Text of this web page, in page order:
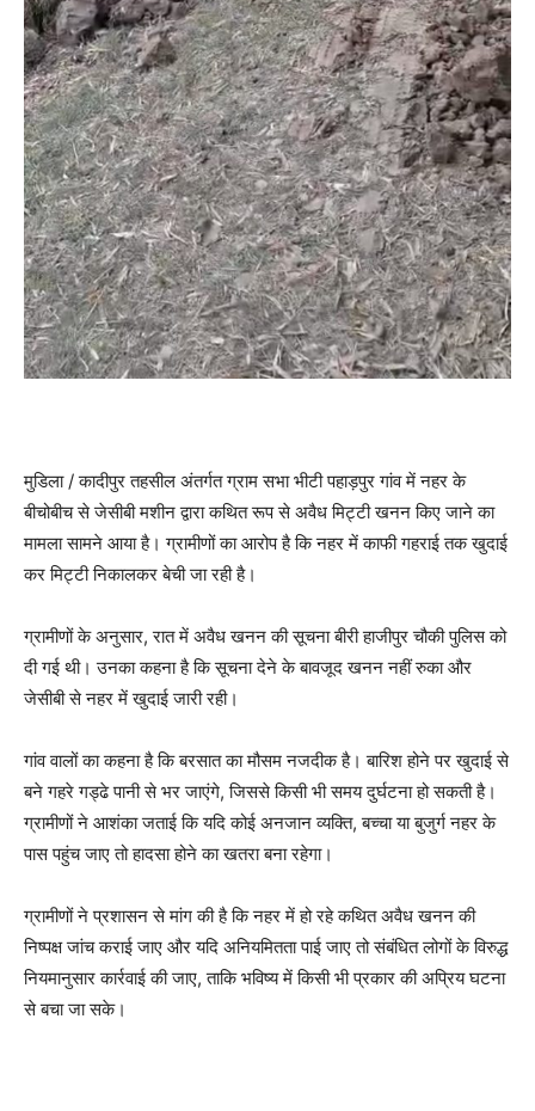
मुडिला / कादीपुर तहसील अंतर्गत ग्राम सभा भीटी पहाड़पुर गांव में नहर के
बीचोबीच से जेसीबी मशीन द्वारा कथित रूप से अवैध मिट्टी खनन किए जाने का
मामला सामने आया है। ग्रामीणों का आरोप है कि नहर में काफी गहराई तक खुदाई
कर मिट्टी निकालकर बेची जा रही है।
ग्रामीणों के अनुसार, रात में अवैध खनन की सूचना बीरी हाजीपुर चौकी पुलिस को
दी गई थी। उनका कहना है कि सूचना देने के बावजूद खनन नहीं रुका और
जेसीबी से नहर में खुदाई जारी रही।
गांव वालों का कहना है कि बरसात का मौसम नजदीक है। बारिश होने पर खुदाई से
बने गहरे गड्ढे पानी से भर जाएंगे, जिससे किसी भी समय दुर्घटना हो सकती है।
ग्रामीणों ने आशंका जताई कि यदि कोई अनजान व्यक्ति, बच्चा या बुजुर्ग नहर के
पास पहुंच जाए तो हादसा होने का खतरा बना रहेगा।
ग्रामीणों ने प्रशासन से मांग की है कि नहर में हो रहे कथित अवैध खनन की
निष्पक्ष जांच कराई जाए और यदि अनियमितता पाई जाए तो संबंधित लोगों के विरुद्ध
नियमानुसार कार्रवाई की जाए, ताकि भविष्य में किसी भी प्रकार की अप्रिय घटना
से बचा जा सके।